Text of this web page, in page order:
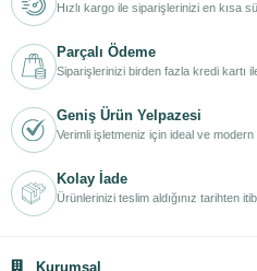
Hızlı kargo ile siparişlerinizi en kısa
Parçalı Ödeme
Siparişlerinizi birden fazla kredi kartı
Geniş Ürün Yelpazesi
Verimli işletmeniz için ideal ve
Kolay İade
Ürünlerinizi teslim aldığınız tarihten
Kurumsal